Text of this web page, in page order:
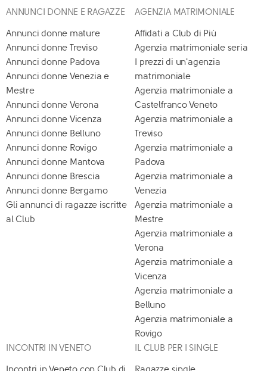
ANNUNCI DONNE E RAGAZZE
Annunci donne mature
Annunci donne Treviso
Annunci donne Padova
Annunci donne Venezia e
Mestre
Annunci donne Verona
Annunci donne Vicenza
Annunci donne Belluno
Annunci donne Rovigo
Annunci donne Mantova
Annunci donne Brescia
Annunci donne Bergamo
Gli annunci di ragazze iscritte
al Club
AGENZIA MATRIMONIALE
Affidati a Club di Più
Agenzia matrimoniale seria
I prezzi di un'agenzia
matrimoniale
Agenzia matrimoniale a
Castelfranco Veneto
Agenzia matrimoniale a
Treviso
Agenzia matrimoniale a
Padova
Agenzia matrimoniale a
Venezia
Agenzia matrimoniale a
Mestre
Agenzia matrimoniale a
Verona
Agenzia matrimoniale a
Vicenza
Agenzia matrimoniale a
Belluno
Agenzia matrimoniale a
Rovigo
INCONTRI IN VENETO
IL CLUB PER I SINGLE